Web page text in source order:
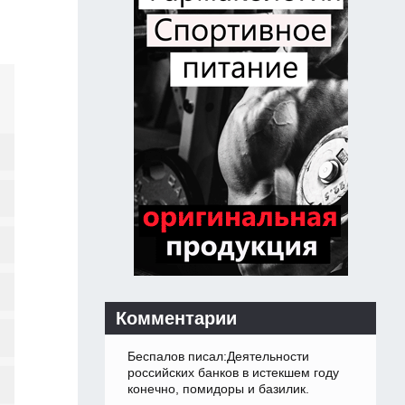
Комментарии
Беспалов писал:Деятельности
российских банков в истекшем году
конечно, помидоры и базилик.